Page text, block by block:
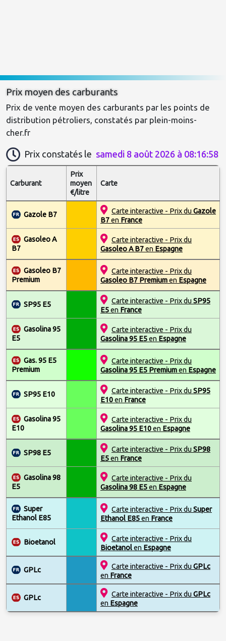
Prix moyen des carburants
Prix de vente moyen des carburants par les points de
distribution pétroliers, constatés par plein-moins-
cher.fr
Prix constatés le samedi 8 août 2026 à 08:16:58
Carburant
Prix
moyen
€/litre
Carte
Gazole B7 Carte interactive - Prix du Gazole
B7en France
Gasoleo A
B7
Carte interactive - Prix du
Gasoleo A B7en Espagne
Gasoleo B7
Premium
Carte interactive - Prix du
Gasoleo B7 Premiumen Espagne
SP95 E5 Carte interactive - Prix du SP95
E5en France
Gasolina 95
E5
Carte interactive - Prix du
Gasolina 95 E5en Espagne
Gas. 95 E5
Premium
Carte interactive - Prix du
Gasolina 95 E5 Premiumen Espagne
SP95 E10 Carte interactive - Prix du SP95
E10en France
Gasolina 95
E10
Carte interactive - Prix du
Gasolina 95 E10en Espagne
SP98 E5 Carte interactive - Prix du SP98
E5en France
Gasolina 98
E5
Carte interactive - Prix du
Gasolina 98 E5en Espagne
Super
Ethanol E85
Carte interactive - Prix du Super
Ethanol E85en France
Bioetanol
Carte interactive - Prix du
Bioetanolen Espagne
GPLc Carte interactive - Prix du GPLc
en France
GPLc Carte interactive - Prix du GPLc
en Espagne